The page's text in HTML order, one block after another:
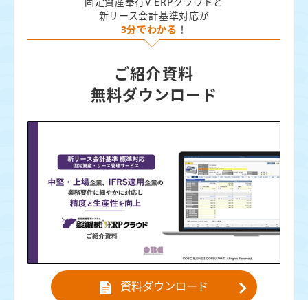
固定資産奉行V ERPクラウドと
新リース会計基準対応が
3分でわかる ！
ご紹介資料
無料ダウンロード
資料ダウンロード